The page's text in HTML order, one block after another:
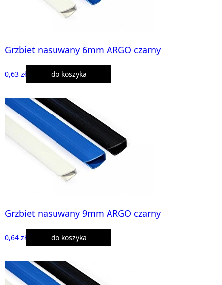
Grzbiet nasuwany 6mm ARGO czarny
0,63 zł do koszyka
Grzbiet nasuwany 9mm ARGO czarny
0,64 zł do koszyka